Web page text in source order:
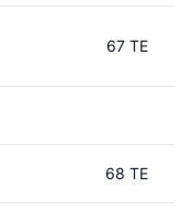
67 TE
68 TE